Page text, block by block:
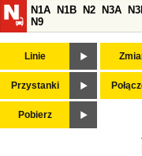
N1A
N1B N2 N3A
N9
Linie
Przystanki
Pobierz